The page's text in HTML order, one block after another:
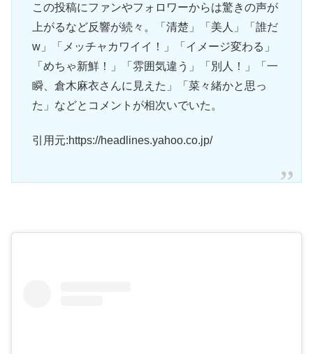
この投稿にファンやフォロワーからは驚きの声が
上がるなど反響が続々。「清楚」「美人」「誰だ
w」「メッチャカワイイ！」「イメージ変わる」
「めちゃ新鮮！」「雰囲気違う」「別人！」「一
瞬、倉木麻衣さんに見えた」「菜々緒かと思っ
た」などとコメントが相次いでいた。
引用元:https://headlines.yahoo.co.jp/